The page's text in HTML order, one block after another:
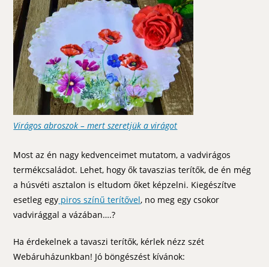
Virágos abroszok – mert szeretjük a virágot
Most az én nagy kedvenceimet mutatom, a vadvirágos
termékcsaládot. Lehet, hogy ők tavaszias terítők, de én még
a húsvéti asztalon is eltudom őket képzelni. Kiegészítve
esetleg egy piros színű terítővel, no meg egy csokor
vadvirággal a vázában….?
Ha érdekelnek a tavaszi terítők, kérlek nézz szét
Webáruházunkban! Jó böngészést kívánok: